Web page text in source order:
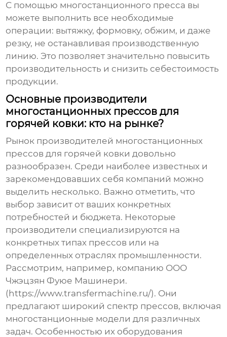
С помощью многостанционного пресса вы
можете выполнить все необходимые
операции: вытяжку, формовку, обжим, и даже
резку, не останавливая производственную
линию. Это позволяет значительно повысить
производительность и снизить себестоимость
продукции.
Основные производители
многостанционных прессов для
горячей ковки: кто на рынке?
Рынок производителей многостанционных
прессов для горячей ковки довольно
разнообразен. Среди наиболее известных и
зарекомендовавших себя компаний можно
выделить несколько. Важно отметить, что
выбор зависит от ваших конкретных
потребностей и бюджета. Некоторые
производители специализируются на
конкретных типах прессов или на
определенных отраслях промышленности.
Рассмотрим, например, компанию ООО
Чжэцзян Фуюе Машинери.
(https://www.transfermachine.ru/). Они
предлагают широкий спектр прессов, включая
многостанционные модели для различных
задач. Особенностью их оборудования